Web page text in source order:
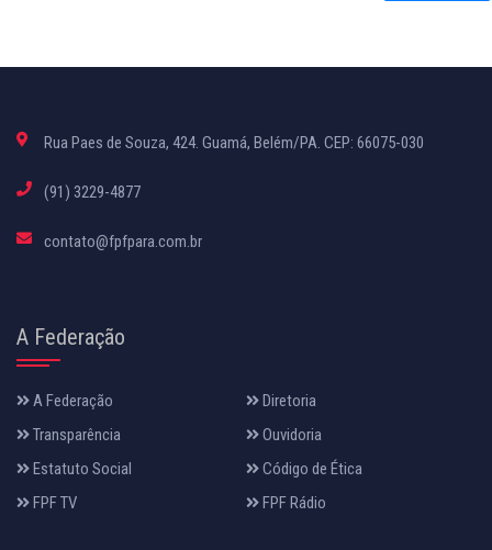
Rua Paes de Souza, 424. Guamá, Belém/PA. CEP: 66075-030
(91) 3229-4877
contato@fpfpara.com.br
A Federação
A Federação
Diretoria
Transparência
Ouvidoria
Estatuto Social
Código de Ética
FPF TV
FPF Rádio